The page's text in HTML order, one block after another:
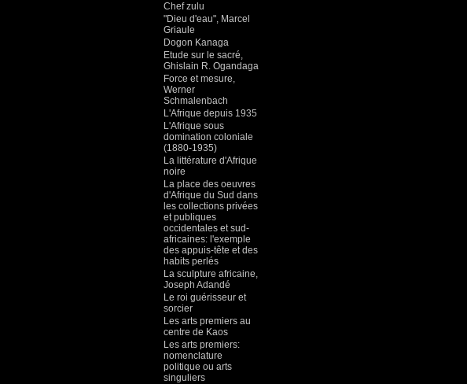
Chef zulu
"Dieu d'eau", Marcel
Griaule
Dogon Kanaga
Etude sur le sacré,
Ghislain R. Ogandaga
Force et mesure,
Werner
Schmalenbach
L'Afrique depuis 1935
L'Afrique sous
domination coloniale
(1880-1935)
La littérature d'Afrique
noire
La place des oeuvres
d'Afrique du Sud dans
les collections privées
et publiques
occidentales et sud-
africaines: l'exemple
des appuis-tête et des
habits perlés
La sculpture africaine,
Joseph Adandé
Le roi guérisseur et
sorcier
Les arts premiers au
centre de Kaos
Les arts premiers:
nomenclature
politique ou arts
singuliers